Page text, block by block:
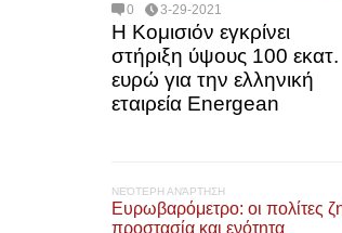
0 3-29-2021
Η Κομισιόν εγκρίνει
στήριξη ύψους 100 εκατ.
ευρώ για την ελληνική
εταιρεία Energean
ΝΕΌΤΕΡΗ ΑΝΆΡΤΗΣΗ
Ευρωβαρόμετρο: οι πολίτες
προστασία και ενότητα